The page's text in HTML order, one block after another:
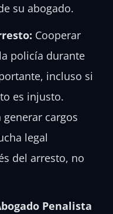
su abogado.
Cooperar
policía durante
incluso si
es injusto.
cargos
legal
del arresto, no
Penalista